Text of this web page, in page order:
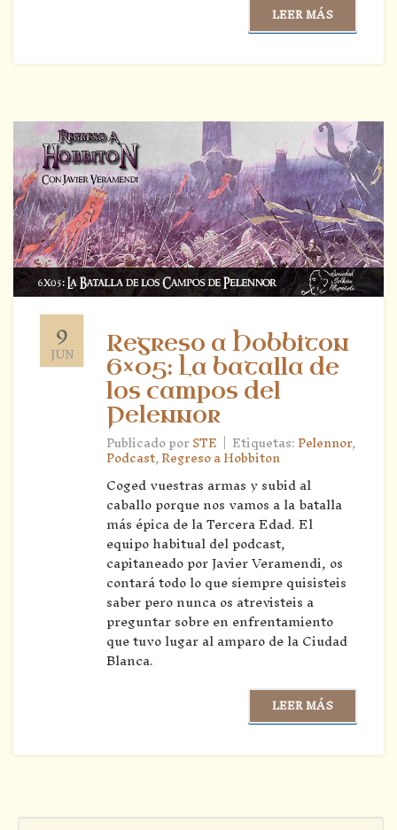
LEER MÁS
9
JUN
Regreso a Hobbiton
6×05: La batalla de
los campos del
Pelennor
Publicado porSTE | Etiquetas:Pelennor,
Podcast,Regreso a Hobbiton
Coged vuestras armas y subid al
caballo porque nos vamos a la batalla
más épica de la Tercera Edad. El
equipo habitual del podcast,
capitaneado por Javier Veramendi, os
contará todo lo que siempre quisisteis
saber pero nunca os atrevisteis a
preguntar sobre en enfrentamiento
que tuvo lugar al amparo de la Ciudad
Blanca.
LEER MÁS